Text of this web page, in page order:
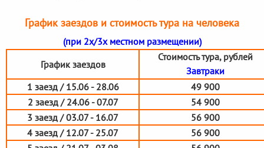
График заездов и стоимость тура на человека
(при 2х/3х местном размещении)
График заездов
Стоимость тура, рублей
Завтраки
1 заезд / 15.06 - 28.06
49 900
2 заезд / 24.06 - 07.07
54 900
3 заезд / 03.07 - 16.07
56 900
4 заезд / 12.07 - 25.07
56 900